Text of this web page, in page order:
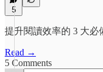
5
提升閱讀效率的 3 大必
Read →
5 Comments